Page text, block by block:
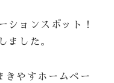
ションスポット！
ました。
やすホームペー